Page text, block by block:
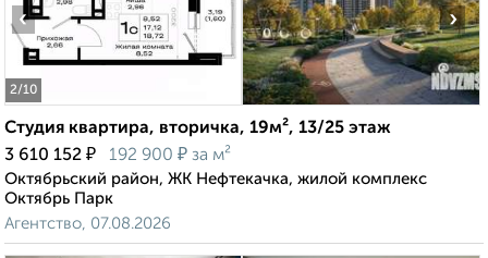
2/10
‹ ›
Студия квартира, вторичка, 19м², 13/25 этаж
3 610 152 ₽ 192 900 ₽ за м²
Октябрьский район, ЖК Нефтекачка, жилой комплекс
Октябрь Парк
Агентство, 07.08.2026